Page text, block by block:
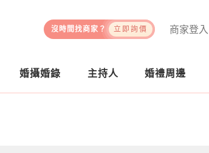
商家登入
沒時間找商家？ 立即詢價
婚攝婚錄 主持人 婚禮周邊